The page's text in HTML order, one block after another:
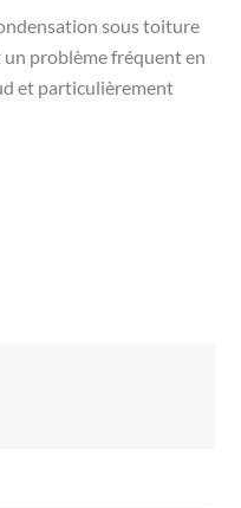
sous toiture
problème fréquent en
et particulièrement